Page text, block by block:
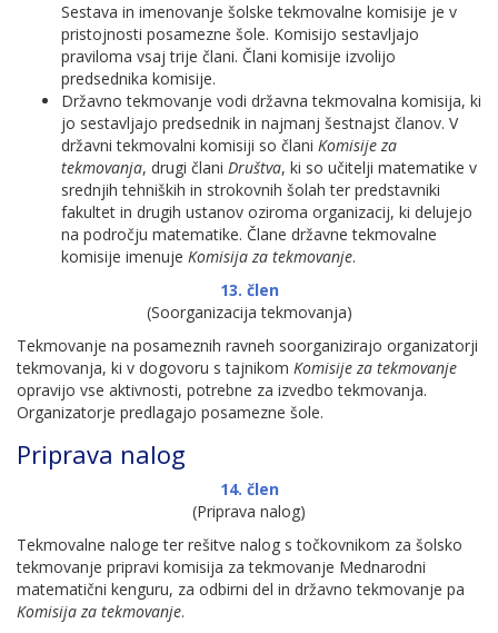
Sestava in imenovanje šolske tekmovalne komisije je v
pristojnosti posamezne šole. Komisijo sestavljajo
praviloma vsaj trije člani. Člani komisije izvolijo
predsednika komisije.
Državno tekmovanje vodi državna tekmovalna komisija, ki
jo sestavljajo predsednik in najmanj šestnajst članov. V
državni tekmovalni komisiji so člani Komisije za
tekmovanja, drugi člani Društva, ki so učitelji matematike v
srednjih tehniških in strokovnih šolah ter predstavniki
fakultet in drugih ustanov oziroma organizacij, ki delujejo
na področju matematike. Člane državne tekmovalne
komisije imenuje Komisija za tekmovanje.
13. člen
(Soorganizacija tekmovanja)
Tekmovanje na posameznih ravneh soorganizirajo organizatorji
tekmovanja, ki v dogovoru s tajnikom Komisije za tekmovanje
opravijo vse aktivnosti, potrebne za izvedbo tekmovanja.
Organizatorje predlagajo posamezne šole.
Priprava nalog
14. člen
(Priprava nalog)
Tekmovalne naloge ter rešitve nalog s točkovnikom za šolsko
tekmovanje pripravi komisija za tekmovanje Mednarodni
matematični kenguru, za odbirni del in državno tekmovanje pa
Komisija za tekmovanje.